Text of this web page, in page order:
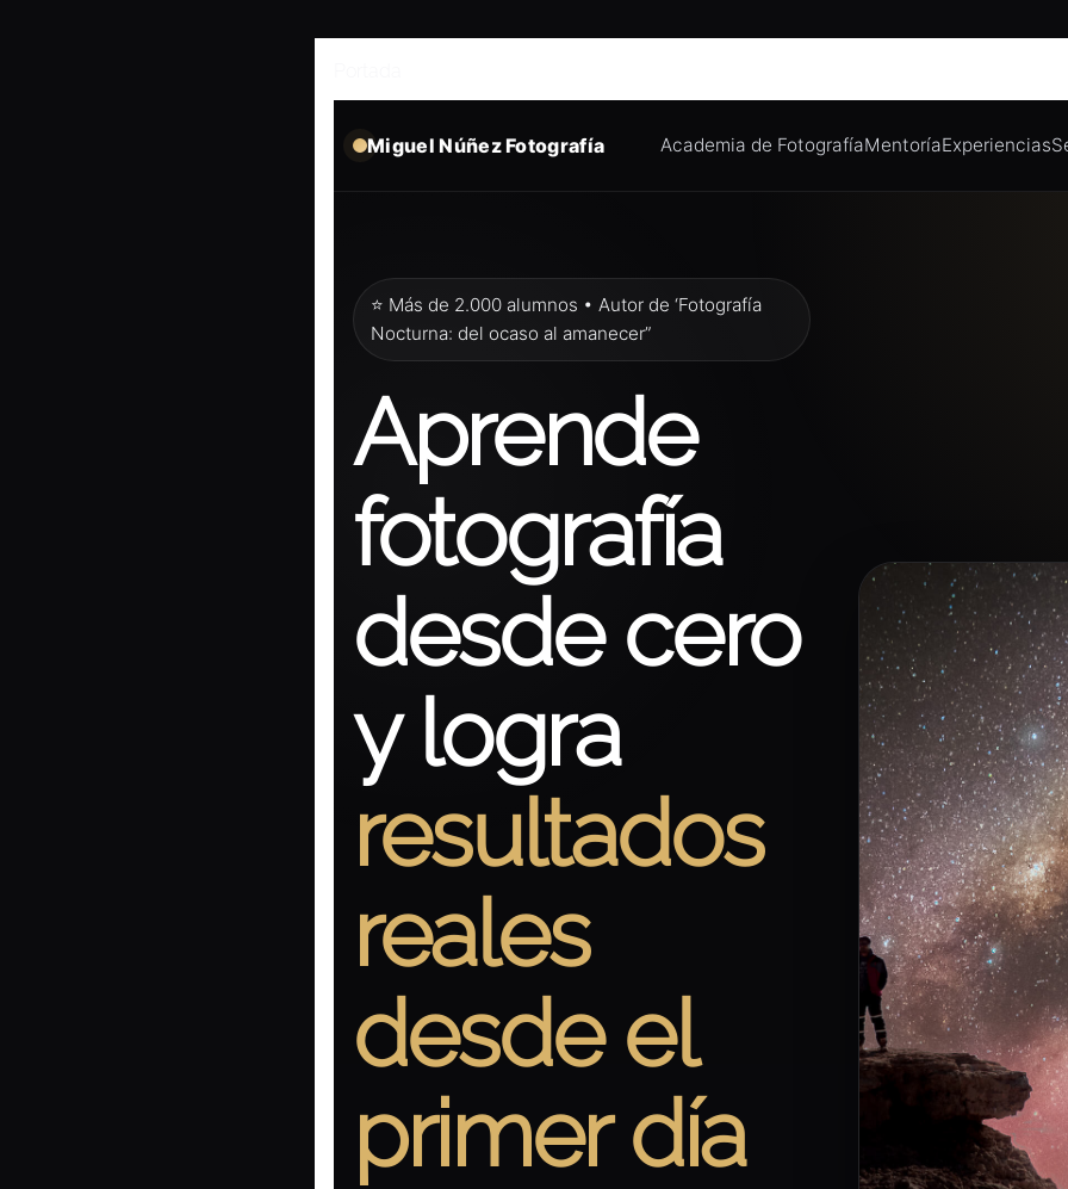
Miguel Núñez Fotografía Academia de FotografíaMentoríaExperiencias
⭐ Más de 2.000 alumnos • Autor de ‘Fotografía
Nocturna: del ocaso al amanecer”
Aprende
fotografía
desde cero
y logra
resultados
reales
desde el
primer día